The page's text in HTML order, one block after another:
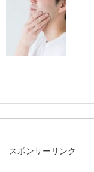
スポンサーリンク